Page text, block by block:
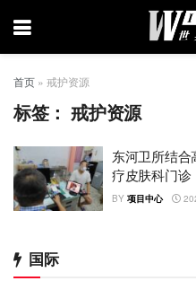
首页 » 戒护资源
标签：戒护资源
东河卫所结合
疗皮肤科门
BY 项目中心
国际